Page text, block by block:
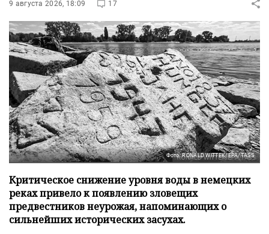
9 августа 2026, 18:09 17
Фото: RONALD WITTEK/EPA/TASS
Критическое снижение уровня воды в немецких
реках привело к появлению зловещих
предвестников неурожая, напоминающих о
сильнейших исторических засухах.